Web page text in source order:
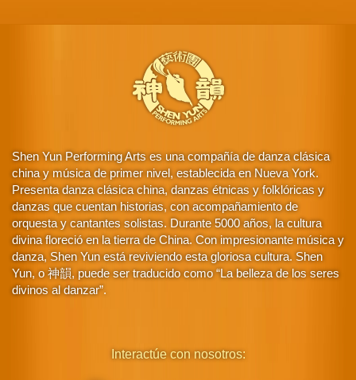
Shen Yun Performing Arts es una compañía de danza clásica
china y música de primer nivel, establecida en Nueva York.
Presenta danza clásica china, danzas étnicas y folklóricas y
danzas que cuentan historias, con acompañamiento de
orquesta y cantantes solistas. Durante 5000 años, la cultura
divina floreció en la tierra de China. Con impresionante música y
danza, Shen Yun está reviviendo esta gloriosa cultura. Shen
Yun, o 神韻, puede ser traducido como “La belleza de los seres
divinos al danzar”.
Interactúe con nosotros: